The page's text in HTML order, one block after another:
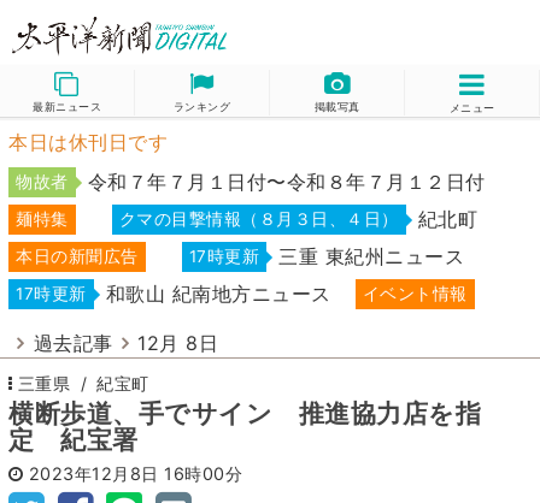
最新ニュース ランキング 掲載写真 メニュー
本日は休刊日です
物故者 令和７年７月１日付〜令和８年７月１２日付
麺特集 クマの目撃情報（８月３日、４日） 紀北町
本日の新聞広告 17時更新 三重 東紀州ニュース
17時更新 和歌山 紀南地方ニュース イベント情報
過去記事 12月 8日
三重県 紀宝町
横断歩道、手でサイン 推進協力店を指
定 紀宝署
2023年12月8日 16時00分